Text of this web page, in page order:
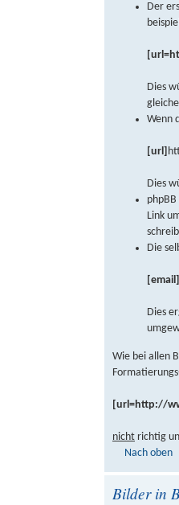
Der
Dies
Wenn
[url]
Dies
Link
Die
[email]
Dies
Wie bei allen
[url=http://
nicht richtig
Nach oben
Bilder in